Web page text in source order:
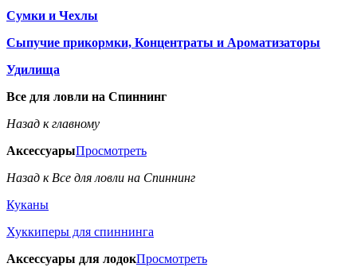
Сумки и Чехлы
Сыпучие прикормки, Концентраты и Ароматизаторы
Удилища
Все для ловли на Спиннинг
Назад к главному
АксессуарыПросмотреть
Назад к Все для ловли на Спиннинг
Куканы
Хуккиперы для спиннинга
Аксессуары для лодокПросмотреть